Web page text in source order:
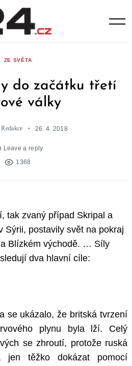
ZE SVĚTA
do začátku třetí
války
Redakce 26. 4. 2018
Leave a reply
1368
tak zvaný případ Skripal a
Sýrii, postavily svět na pokraj
Blízkém východě. … Síly
dva hlavní cíle:
se ukázalo, že britská tvrzení
plynu byla lží. Celý
se zhroutí, protože ruská
jen těžko dokázat pomocí